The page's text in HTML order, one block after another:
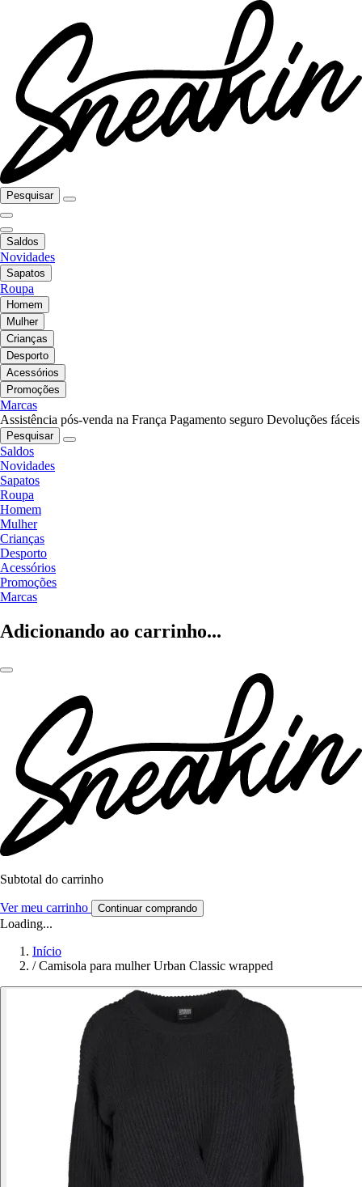
Pesquisar
Saldos
Novidades
Sapatos
Roupa
Homem
Mulher
Crianças
Desporto
Acessórios
Promoções
Marcas
Assistência pós-venda na França Pagamento seguro Devoluções fáceis
Pesquisar
Saldos
Novidades
Sapatos
Roupa
Homem
Mulher
Crianças
Desporto
Acessórios
Promoções
Marcas
Adicionando ao carrinho...
Subtotal do carrinho
Ver meu carrinho Continuar comprando
Loading...
Início
/ Camisola para mulher Urban Classic wrapped